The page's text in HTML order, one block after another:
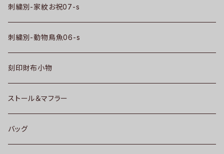
刺繍別-家紋お祝07-s
刺繍別-動物鳥魚06-s
刻印財布小物
ストール＆マフラー
バッグ